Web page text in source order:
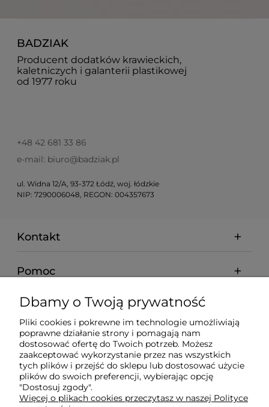
BADZIAK
Producent dodatków krawieckich,
kaletniczych i galanterii plastikowej
od 1977 roku
+48 42 681 33 86
e-mail: biuro@badziak.pl
ul. Widna 12/A, 93-372 Łódź, woj. łódzkie
NIP: 7290006048, REGON: 004357673
Kontakt
Pomoc
Moje konto
Płatności i dostawa
Informacje
Dbamy o Twoją prywatność
Pliki cookies i pokrewne im technologie umożliwiają
poprawne działanie strony i pomagają nam
dostosować ofertę do Twoich potrzeb. Możesz
zaakceptować wykorzystanie przez nas wszystkich
tych plików i przejść do sklepu lub dostosować użycie
plików do swoich preferencji, wybierając opcję
"Dostosuj zgody".
Więcej o plikach cookies przeczytasz w naszej Polityce